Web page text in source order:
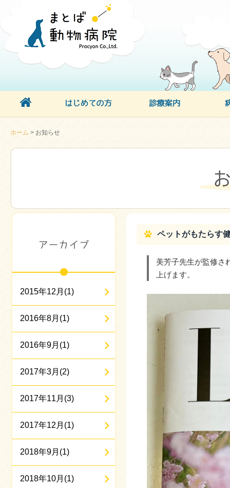
ホーム > お知らせ
2015年12月(1)
2016年8月(1)
2016年9月(1)
2017年3月(2)
2017年11月(3)
2017年12月(1)
2018年9月(1)
2018年10月(1)
ペットがもたらす
美芳子先生が監修さ
上げます。